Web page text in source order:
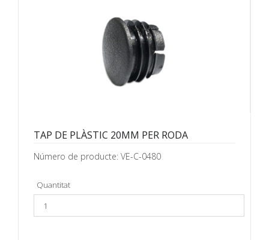
TAP DE PLÀSTIC 20MM PER RODA
Número de producte: VE-C-0480
Quantitat